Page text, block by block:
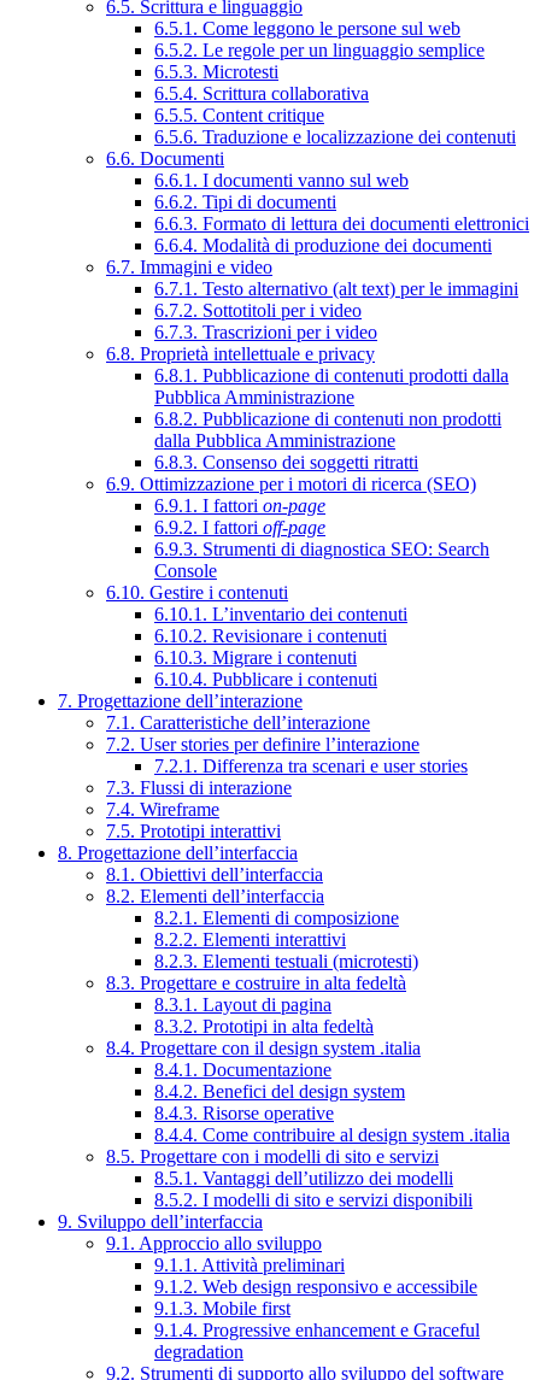
6.5. Scrittura e linguaggio
6.5.1. Come leggono le persone sul web
6.5.2. Le regole per un linguaggio semplice
6.5.3. Microtesti
6.5.4. Scrittura collaborativa
6.5.5. Content critique
6.5.6. Traduzione e localizzazione dei contenuti
6.6. Documenti
6.6.1. I documenti vanno sul web
6.6.2. Tipi di documenti
6.6.3. Formato di lettura dei documenti elettronici
6.6.4. Modalità di produzione dei documenti
6.7. Immagini e video
6.7.1. Testo alternativo (alt text) per le immagini
6.7.2. Sottotitoli per i video
6.7.3. Trascrizioni per i video
6.8. Proprietà intellettuale e privacy
6.8.1. Pubblicazione di contenuti prodotti dalla
Pubblica Amministrazione
6.8.2. Pubblicazione di contenuti non prodotti
dalla Pubblica Amministrazione
6.8.3. Consenso dei soggetti ritratti
6.9. Ottimizzazione per i motori di ricerca (SEO)
6.9.1. I fattori on-page
6.9.2. I fattori off-page
6.9.3. Strumenti di diagnostica SEO: Search
Console
6.10. Gestire i contenuti
6.10.1. L’inventario dei contenuti
6.10.2. Revisionare i contenuti
6.10.3. Migrare i contenuti
6.10.4. Pubblicare i contenuti
7. Progettazione dell’interazione
7.1. Caratteristiche dell’interazione
7.2. User stories per definire l’interazione
7.2.1. Differenza tra scenari e user stories
7.3. Flussi di interazione
7.4. Wireframe
7.5. Prototipi interattivi
8. Progettazione dell’interfaccia
8.1. Obiettivi dell’interfaccia
8.2. Elementi dell’interfaccia
8.2.1. Elementi di composizione
8.2.2. Elementi interattivi
8.2.3. Elementi testuali (microtesti)
8.3. Progettare e costruire in alta fedeltà
8.3.1. Layout di pagina
8.3.2. Prototipi in alta fedeltà
8.4. Progettare con il design system .italia
8.4.1. Documentazione
8.4.2. Benefici del design system
8.4.3. Risorse operative
8.4.4. Come contribuire al design system .italia
8.5. Progettare con i modelli di sito e servizi
8.5.1. Vantaggi dell’utilizzo dei modelli
8.5.2. I modelli di sito e servizi disponibili
9. Sviluppo dell’interfaccia
9.1. Approccio allo sviluppo
9.1.1. Attività preliminari
9.1.2. Web design responsivo e accessibile
9.1.3. Mobile first
9.1.4. Progressive enhancement e Graceful
degradation
9.2. Strumenti di supporto allo sviluppo del software